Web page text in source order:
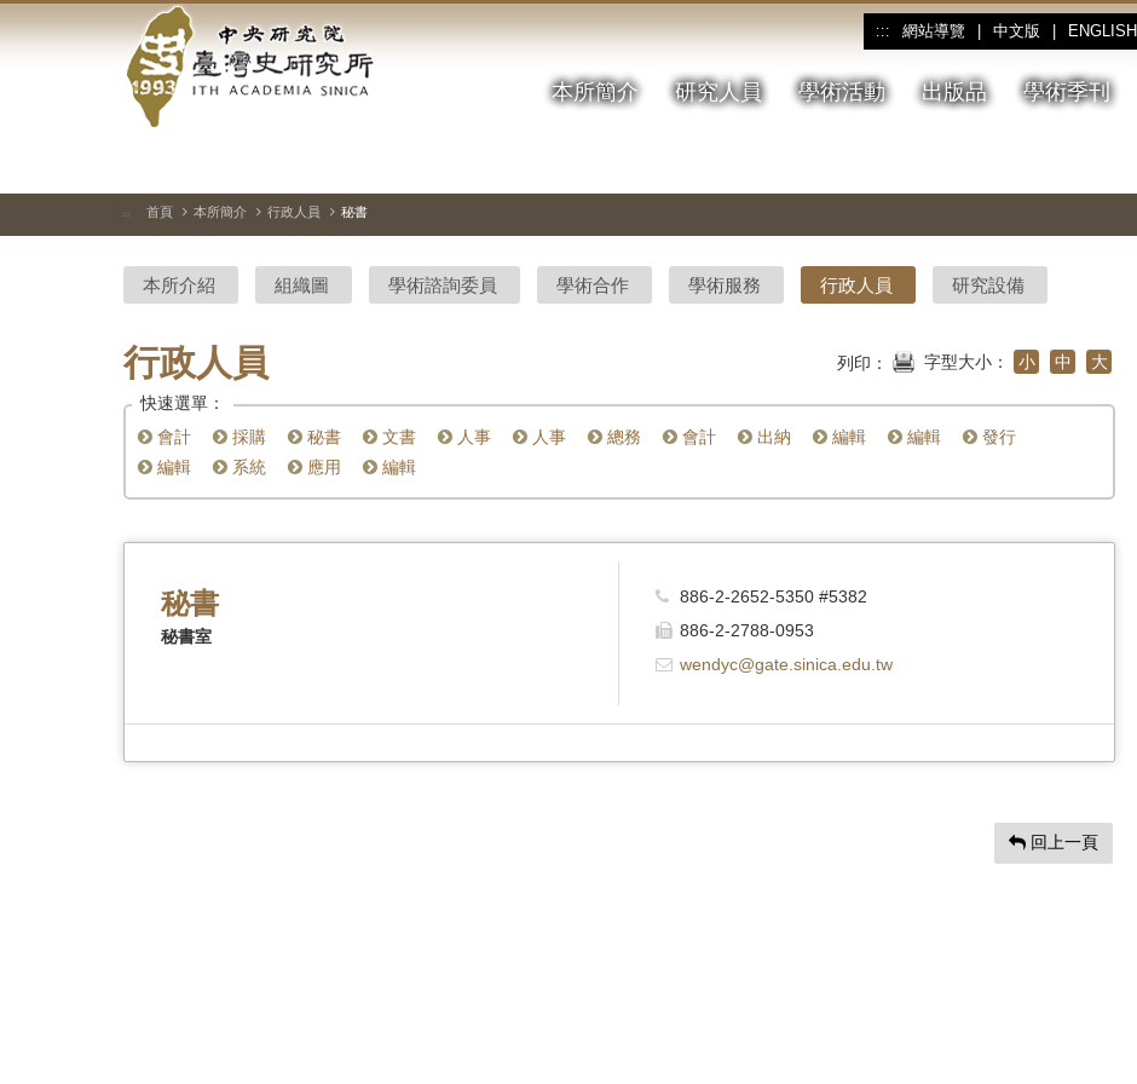
到
中
央
研
院-
臺
灣
史
研
究
所-
首
頁
::: 網站導覽 中文版 ENGLISH
本所簡介 研究人員 學術活動 出版品 學術季刊
::: 首頁 本所簡介 行政人員 秘書
本所介紹 組織圖 學術諮詢委員 學術合作 學術服務 行政人員 研究設備
行政人員 列印： 字型大小： 小 中 大
快速選單：
會計
採購 秘書 文書 人事 人事 總務 會計 出納 編輯 編輯
發行
編輯
系統 應用 編輯
秘書
秘書室
886-2-2652-5350 #5382
886-2-2788-0953
wendyc@gate.sinica.edu.tw
回上一頁